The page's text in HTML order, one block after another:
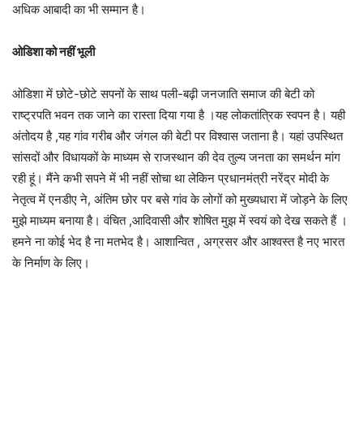
अधिक आबादी का भी सम्मान है।
ओडिशा को नहीं भूली
ओडिशा में छोटे-छोटे सपनों के साथ पली-बढ़ी जनजाति समाज की बेटी को
राष्ट्रपति भवन तक जाने का रास्ता दिया गया है ।यह लोकतांत्रिक स्वपन है। यही
अंतोदय है ,यह गांव गरीब और जंगल की बेटी पर विश्वास जताना है। यहां उपस्थित
सांसदों और विधायकों के माध्यम से राजस्थान की देव तुल्य जनता का समर्थन मांग
रही हूं। मैंने कभी सपने में भी नहीं सोचा था लेकिन प्रधानमंत्री नरेंद्र मोदी के
नेतृत्व में एनडीए ने, अंतिम छोर पर बसे गांव के लोगों को मुख्यधारा में जोड़ने के लिए
मुझे माध्यम बनाया है। वंचित ,आदिवासी और शोषित मुझ में स्वयं को देख सकते हैं ।
हमने ना कोई भेद है ना मतभेद है। आशान्वित , अग्रसर और आश्वस्त है नए भारत
के निर्माण के लिए।